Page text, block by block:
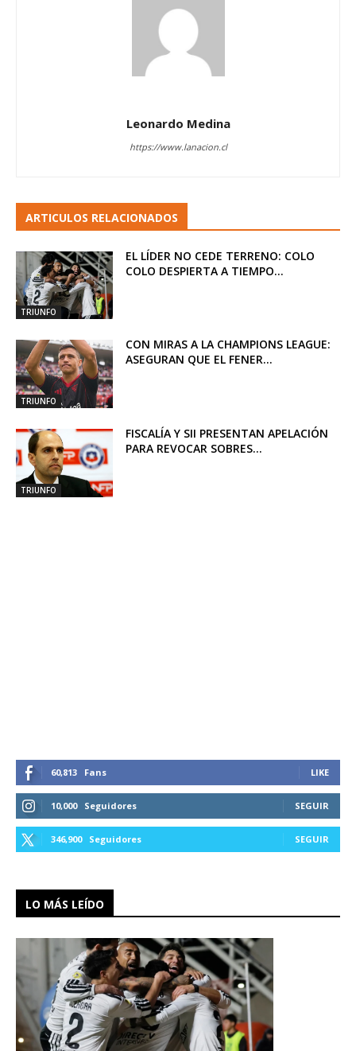
Leonardo Medina
https://www.lanacion.cl
ARTICULOS RELACIONADOS
TRIUNFO
EL LÍDER NO CEDE TERRENO: COLO
COLO DESPIERTA A TIEMPO...
TRIUNFO
CON MIRAS A LA CHAMPIONS LEAGUE:
ASEGURAN QUE EL FENER...
TRIUNFO
FISCALÍA Y SII PRESENTAN APELACIÓN
PARA REVOCAR SOBRES...
60,813 Fans LIKE
10,000 Seguidores SEGUIR
346,900 Seguidores SEGUIR
LO MÁS LEÍDO